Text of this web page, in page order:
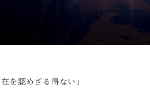
を認めざる得ない」